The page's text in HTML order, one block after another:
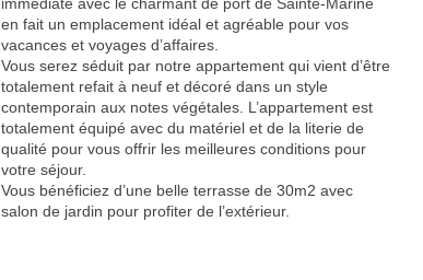
en fait un emplacement idéal et agréable pour vos
vacances et voyages d’affaires.
Vous serez séduit par notre appartement qui vient d’être
totalement refait à neuf et décoré dans un style
contemporain aux notes végétales. L’appartement est
totalement équipé avec du matériel et de la literie de
qualité pour vous offrir les meilleures conditions pour
votre séjour.
Vous bénéficiez d’une belle terrasse de 30m2 avec
salon de jardin pour profiter de l’extérieur.